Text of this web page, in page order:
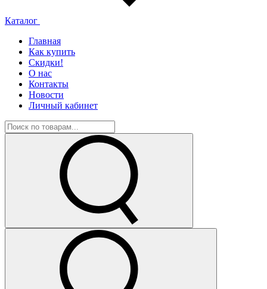
Каталог
Главная
Как купить
Скидки!
О нас
Контакты
Новости
Личный кабинет